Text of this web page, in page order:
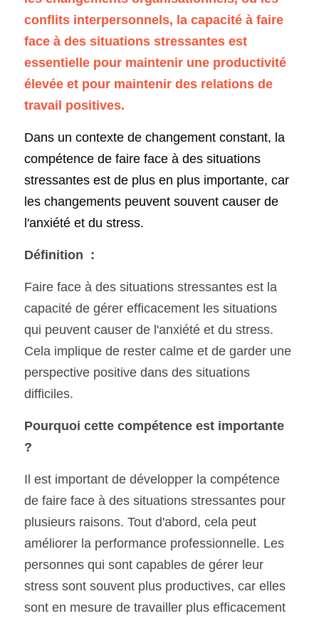
conflits interpersonnels, la capacité à faire
face à des situations stressantes est
essentielle pour maintenir une productivité
élevée et pour maintenir des relations de
travail positives.
Dans un contexte de changement constant, la
compétence de faire face à des situations
stressantes est de plus en plus importante, car
les changements peuvent souvent causer de
l'anxiété et du stress.
Définition  :
Faire face à des situations stressantes est la
capacité de gérer efficacement les situations
qui peuvent causer de l'anxiété et du stress.
Cela implique de rester calme et de garder une
perspective positive dans des situations
difficiles.
Pourquoi cette compétence est importante
?
Il est important de développer la compétence
de faire face à des situations stressantes pour
plusieurs raisons. Tout d'abord, cela peut
améliorer la performance professionnelle. Les
personnes qui sont capables de gérer leur
stress sont souvent plus productives, car elles
sont en mesure de travailler plus efficacement